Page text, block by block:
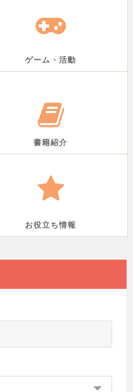
ゲーム・活動
書籍紹介
お役立ち情報